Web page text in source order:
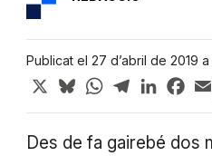
Publicat el 27 d’abril de 2019 a
X BlueskyWhatsApp
TelegramLinkedIn
Des de fa gairebé dos